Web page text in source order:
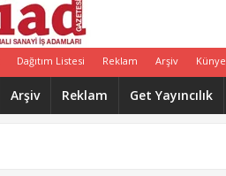
Dağıtım Listesi Reklam Arşiv Künye
Arşiv Reklam Get Yayıncılık